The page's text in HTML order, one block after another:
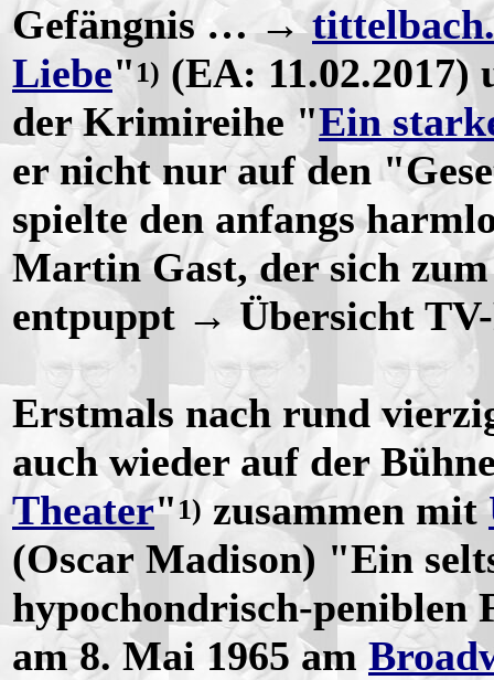
Gefängnis … →
Liebe" 1) (EA: 11.02.2017)
der Krimireihe "Ein
er nicht nur auf den
spielte den anfangs
Martin Gast, der sich
entpuppt → Übersicht
Erstmals nach rund
auch wieder auf der
Theater" 1) zusammen mit
(Oscar Madison) "Ein
hypochondrisch-peniblen
am 8. Mai 1965 am